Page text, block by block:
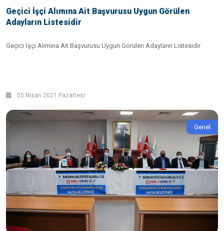
Geçici İşçi Alımına Ait Başvurusu Uygun Görülen
Adayların Listesidir
Geçici İşçi Alımına Ait Başvurusu Uygun Görülen Adayların Listesidir
05 Nisan 2021 Pazartesi
Genel